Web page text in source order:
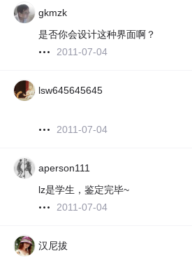
gkmzk
是否你会设计这种界面啊？
2011-07-04
lsw645645645
2011-07-04
aperson111
lz是学生，鉴定完毕~
2011-07-04
汉尼拔